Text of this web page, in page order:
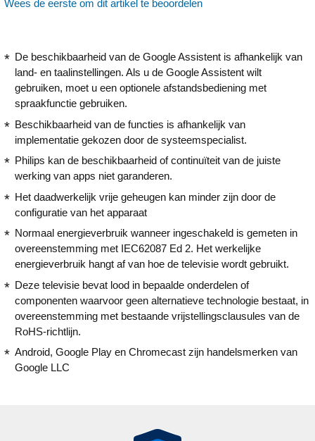
Wees de eerste om dit artikel te beoordelen
De beschikbaarheid van de Google Assistent is afhankelijk van
land- en taalinstellingen. Als u de Google Assistent wilt
gebruiken, moet u een optionele afstandsbediening met
spraakfunctie gebruiken.
Beschikbaarheid van de functies is afhankelijk van
implementatie gekozen door de systeemspecialist.
Philips kan de beschikbaarheid of continuïteit van de juiste
werking van apps niet garanderen.
Het daadwerkelijk vrije geheugen kan minder zijn door de
configuratie van het apparaat
Normaal energieverbruik wanneer ingeschakeld is gemeten in
overeenstemming met IEC62087 Ed 2. Het werkelijke
energieverbruik hangt af van hoe de televisie wordt gebruikt.
Deze televisie bevat lood in bepaalde onderdelen of
componenten waarvoor geen alternatieve technologie bestaat, in
overeenstemming met bestaande vrijstellingsclausules van de
RoHS-richtlijn.
Android, Google Play en Chromecast zijn handelsmerken van
Google LLC